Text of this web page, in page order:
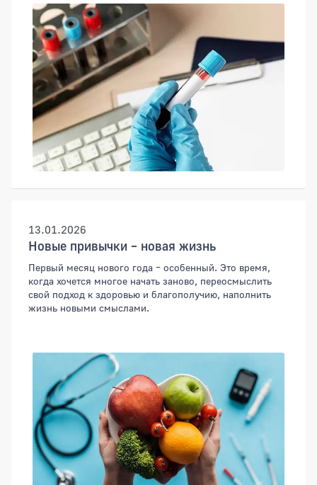
13.01.2026
Новые привычки – новая жизнь
Первый месяц нового года – особенный. Это время,
когда хочется многое начать заново, переосмыслить
свой подход к здоровью и благополучию, наполнить
жизнь новыми смыслами.